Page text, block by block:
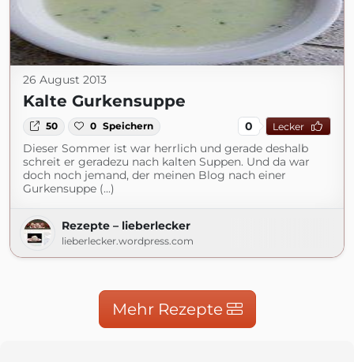
26 August 2013
Kalte Gurkensuppe
50 0 Speichern 0 Lecker
Dieser Sommer ist war herrlich und gerade deshalb
schreit er geradezu nach kalten Suppen. Und da war
doch noch jemand, der meinen Blog nach einer
Gurkensuppe (...)
Rezepte – lieberlecker
lieberlecker.wordpress.com
Mehr Rezepte